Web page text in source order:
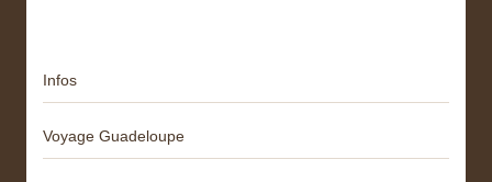
Infos
Voyage Guadeloupe